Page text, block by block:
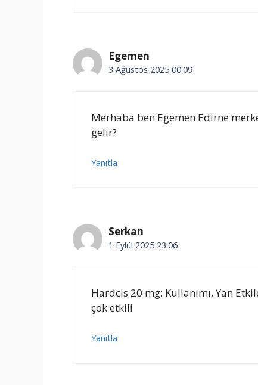
Egemen
3 Ağustos 2025 00:09
Merhaba ben Egemen Edirne
gelir?
Yanıtla
Serkan
1 Eylül 2025 23:06
Hardcis 20 mg: Kullanımı, Yan
çok etkili
Yanıtla